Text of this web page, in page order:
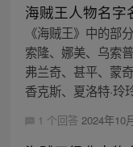
海贼王人物名字
《海贼王》中的部
索隆、娜美、乌索
弗兰奇、甚平、蒙
香克斯、夏洛特·玲
1 个回答 2024年10